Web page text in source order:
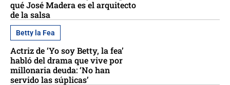
qué José Madera es el arquitecto
de la salsa
Betty la Fea
Actriz de ‘Yo soy Betty, la fea’
habló del drama que vive por
millonaria deuda: ‘No han
servido las súplicas’